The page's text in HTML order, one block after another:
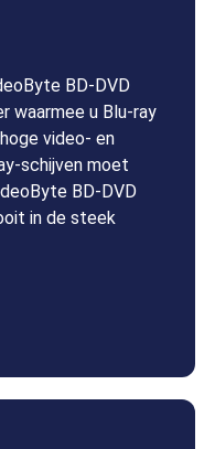
BD-DVD
waarmee u Blu-ray
video- en
schijven moet
BD-DVD
in de steek